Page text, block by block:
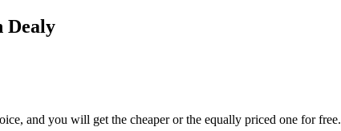
Dealy
and you will get the cheaper or the equally priced one for free.